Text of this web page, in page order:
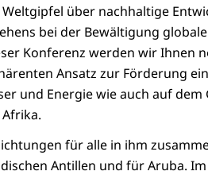
über nachhaltige
bei der Bewältigung
Konferenz werden wir Ihnen
Ansatz zur Förderung
und Energie wie auch auf dem
für alle in ihm
Antillen und für Aruba.